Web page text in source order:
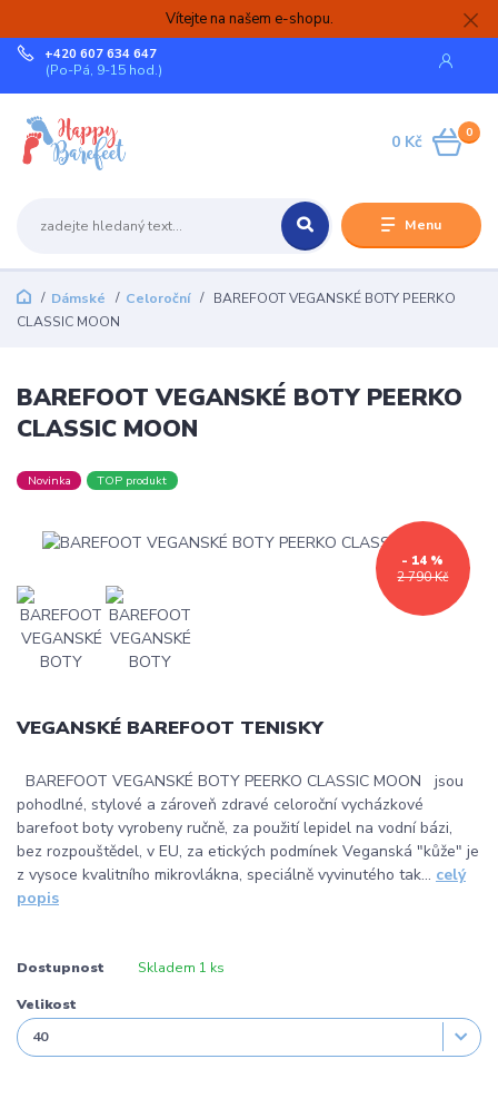
Vítejte na našem e-shopu.
Menu
+420 607 634 647
(Po-Pá, 9-15 hod.)
0
0 Kč
Dámské Celoroční
BAREFOOT VEGANSKÉ BOTY PEERKO
CLASSIC MOON
BAREFOOT VEGANSKÉ BOTY PEERKO
CLASSIC MOON
Novinka TOP produkt
2 790 Kč
- 14 %
VEGANSKÉ BAREFOOT TENISKY
BAREFOOT VEGANSKÉ BOTY PEERKO CLASSIC MOON jsou
pohodlné, stylové a zároveň zdravé celoroční vycházkové
barefoot boty vyrobeny ručně, za použití lepidel na vodní bázi,
bez rozpouštědel, v EU, za etických podmínek Veganská "kůže" je
z vysoce kvalitního mikrovlákna, speciálně vyvinutého tak... celý
popis
Dostupnost Skladem 1 ks
Velikost